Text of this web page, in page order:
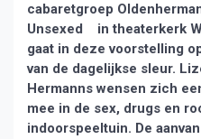
cabaretgroep
Unsexed in theaterkerk
gaat in deze voorstelling
van de dagelijkse sleur.
Hermanns wensen zich
mee in de sex, drugs en
indoorspeeltuin. De